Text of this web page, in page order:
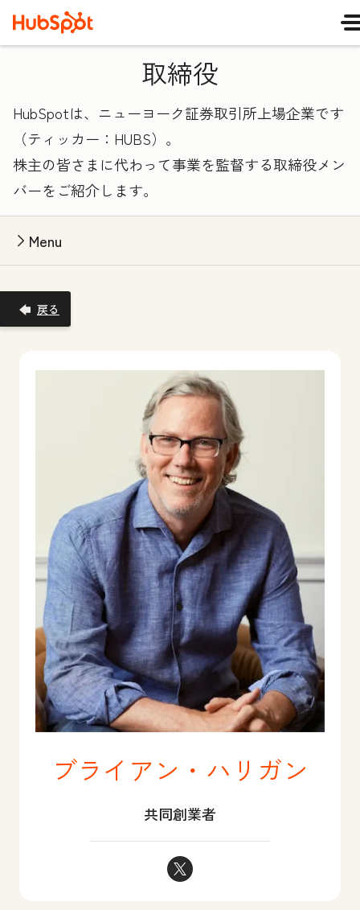
取締役
HubSpotは、ニューヨーク証券取引所上場企業です
（ティッカー：HUBS）。
株主の皆さまに代わって事業を監督する取締役メン
バーをご紹介します。
Menu
戻る
ブライアン・ハリガン
共同創業者
ブライアン・ハリガン Twitter